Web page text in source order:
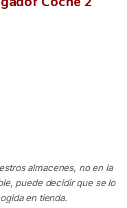
almacenes, no en la
puede decidir que se lo
en tienda.